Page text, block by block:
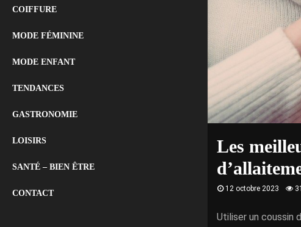
COIFFURE
MODE FÉMININE
MODE ENFANT
TENDANCES
GASTRONOMIE
LOISIRS
SANTÉ – BIEN ÊTRE
CONTACT
Les
12 octobre 2023
Utiliser un coussin